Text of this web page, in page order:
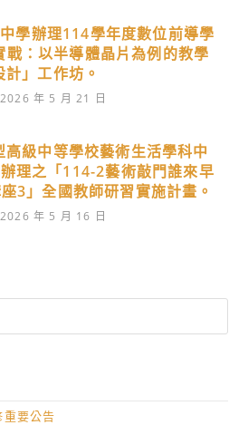
學辦理114學年度數位前導學
：以半導體晶片為例的教學
計」工作坊。
2026 年 5 月 21 日
級中等學校藝術生活學科中
理之「114-2藝術敲門誰來早
3」全國教師研習實施計畫。
2026 年 5 月 16 日
重要公告